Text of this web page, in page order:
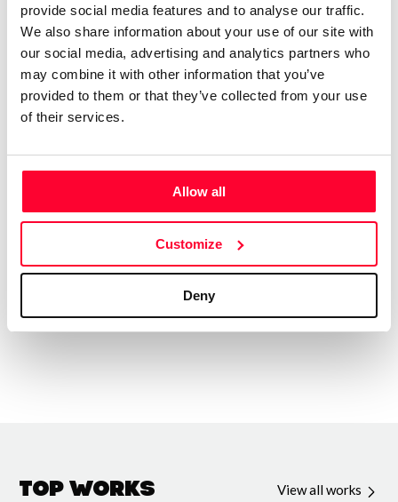
provide social media features and to analyse our traffic.
We also share information about your use of our site with
our social media, advertising and analytics partners who
may combine it with other information that you’ve
provided to them or that they’ve collected from your use
of their services.
Allow all
Customize
Deny
digital, con el alias de aRPA”
Soy licenciado en Historia Antigua. Siempre me ha gustado
la música, y he tocado y compuesto en un grupo de rock
celta allá por los ochenta. En música tengo un año de piano,
soy más bien autodidacta. Me gustan muchos estilos, pero
sobre todo Beethoven, y la Ópera, en la que me declaro fan
de Wagner y los compositores rusos del Grupo de lis Cinco.
Aún cuando estaba en el grupo ya hacía música electrónica,
así que me viene de lejos. En ese estilo admiro sobre todo a
Vangelis y Kitaro.
Top Works View all works